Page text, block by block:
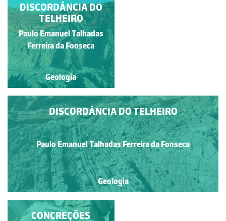
DISCORDÂNCIA DO
TELHEIRO
Paulo Emanuel Talhadas
Ferreira da Fonseca
Geologia
DISCORDÂNCIA DO TELHEIRO
Paulo Emanuel Talhadas Ferreira da Fonseca
Geologia
DISCORDÂNCIA DO
TELHEIRO
Paulo Emanuel Talhadas
Ferreira da Fonseca
Geologia
BLOCO GRANÍTICO
CONCREÇÕES